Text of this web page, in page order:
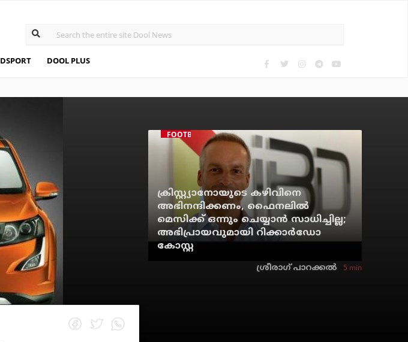
DSPORT DOOL PLUS
FOOTBALL
ക്രിസ്റ്റ്യാനോയുടെ കഴിവിനെ
അഭിനന്ദിക്കണം, ഫൈനലില്‍
മെസിക്ക് ഒന്നും ചെയ്യാന്‍ സാധിച്ചില്ല;
അഭിപ്രായവുമായി റിക്കാര്‍ഡോ
കോസ്റ്റ
ശ്രീരാഗ് പാറക്കല്‍ 5 min